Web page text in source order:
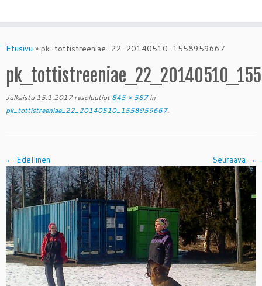
toEtusivu » pk_tottistreeniae_22_20140510_1558959667
Julkaistu 15.1.2017resoluutiot845 × 587in
pk_tottistreeniae_22_20140510_1558959667.
← Edellinen Seuraava →